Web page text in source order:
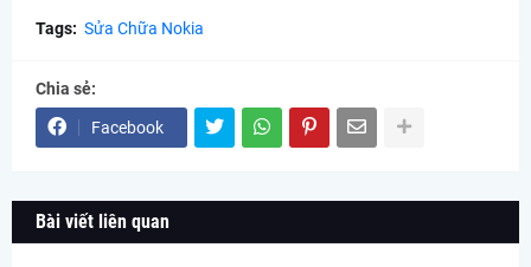
Tags: Sửa Chữa Nokia
Chia sẻ:
Facebook
Bài viết liên quan